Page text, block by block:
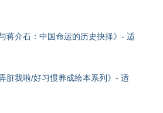
蒋介石：中国命运的历史抉择》- 适
脏我啦/好习惯养成绘本系列》- 适